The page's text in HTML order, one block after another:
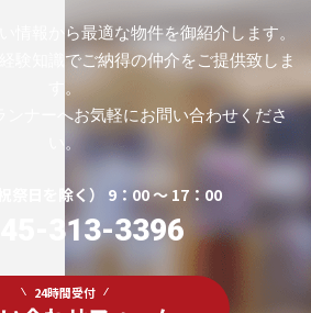
情報から最適な物件を御紹介します。
験知識でご納得の仲介をご提供致しま
す。
ンナーへお気軽にお問い合わせくださ
い。
祭日を除く） 9：00 ～ 17：00
045-313-3396
24時間受付